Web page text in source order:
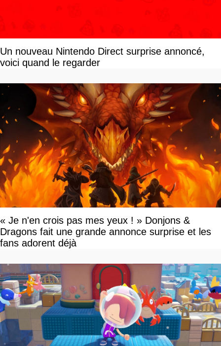
Un nouveau Nintendo Direct surprise annoncé,
voici quand le regarder
« Je n'en crois pas mes yeux ! » Donjons &
Dragons fait une grande annonce surprise et les
fans adorent déjà